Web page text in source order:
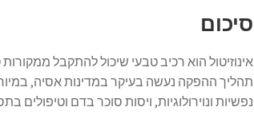
סיכום
אינוזיטול הוא רכיב טבעי שיכול להתקבל
תהליך ההפקה נעשה בעיקר במדינות אסיה,
נפשיות ונוירולוגיות, ויסות סוכר בדם וטיפולים